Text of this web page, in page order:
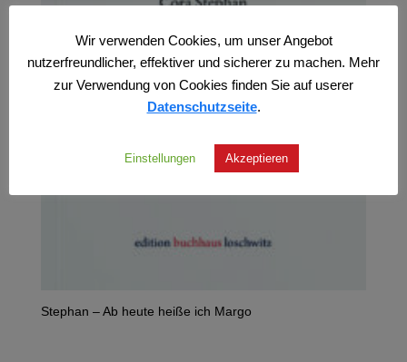
Stephan – Ab heute heiße ich Margo
Wir verwenden Cookies, um unser Angebot
nutzerfreundlicher, effektiver und sicherer zu machen. Mehr
zur Verwendung von Cookies finden Sie auf userer
Datenschutzseite.
Einstellungen Akzeptieren